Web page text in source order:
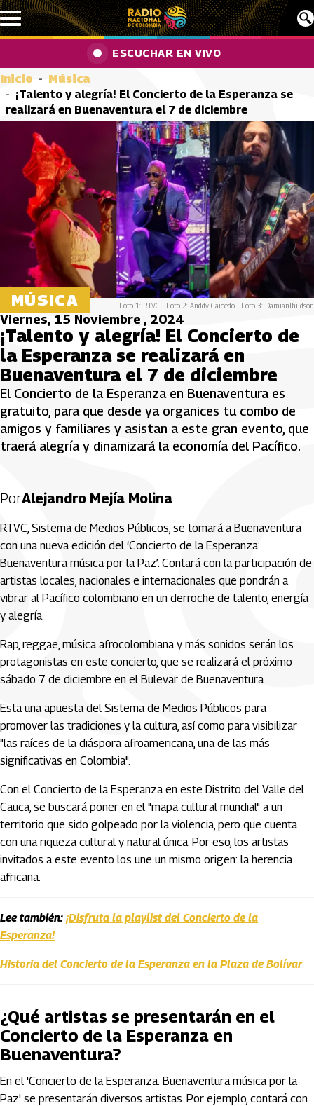
Pasar al contenido principal
ESCUCHAR EN VIVO
Inicio
Música
¡Talento y alegría! El Concierto de la Esperanza se
realizará en Buenaventura el 7 de diciembre
MÚSICA Foto 1: RTVC | Foto 2: Anddy Caicedo | Foto 3: Damianlhudson
Viernes, 15 Noviembre , 2024
¡Talento y alegría! El Concierto de
la Esperanza se realizará en
Buenaventura el 7 de diciembre
El Concierto de la Esperanza en Buenaventura es
gratuito, para que desde ya organices tu combo de
amigos y familiares y asistan a este gran evento, que
traerá alegría y dinamizará la economía del Pacífico.
PorAlejandro Mejía Molina
RTVC, Sistema de Medios Públicos, se tomará a Buenaventura
con una nueva edición del ‘Concierto de la Esperanza:
Buenaventura música por la Paz’. Contará con la participación de
artistas locales, nacionales e internacionales que pondrán a
vibrar al Pacífico colombiano en un derroche de talento, energía
y alegría.
Rap, reggae, música afrocolombiana y más sonidos serán los
protagonistas en este concierto, que se realizará el próximo
sábado 7 de diciembre en el Bulevar de Buenaventura.
Esta una apuesta del Sistema de Medios Públicos para
promover las tradiciones y la cultura, así como para visibilizar
"las raíces de la diáspora afroamericana, una de las más
significativas en Colombia".
Con el Concierto de la Esperanza en este Distrito del Valle del
Cauca, se buscará poner en el "mapa cultural mundial" a un
territorio que sido golpeado por la violencia, pero que cuenta
con una riqueza cultural y natural única. Por eso, los artistas
invitados a este evento los une un mismo origen: la herencia
africana.
Lee también: ¡Disfruta la playlist del Concierto de la
Esperanza!
Historia del Concierto de la Esperanza en la Plaza de Bolívar
¿Qué artistas se presentarán en el
Concierto de la Esperanza en
Buenaventura?
En el 'Concierto de la Esperanza: Buenaventura música por la
Paz' se presentarán diversos artistas. Por ejemplo, contará con